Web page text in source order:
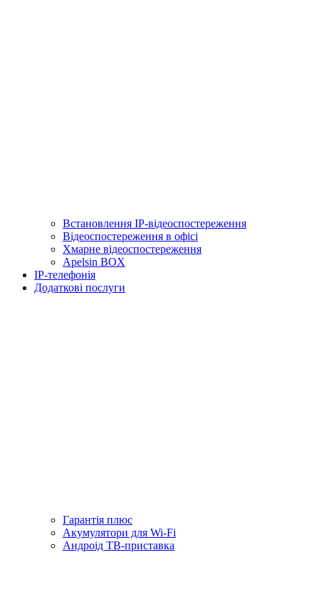
Встановлення IP-відеоспостереження
Відеоспостереження в офісі
Хмарне відеоспостереження
Apelsin BOX
IP-телефонія
Додаткові послуги
Гарантiя плюс
Акумулятори для Wi-Fi
Андроід ТВ-приставка